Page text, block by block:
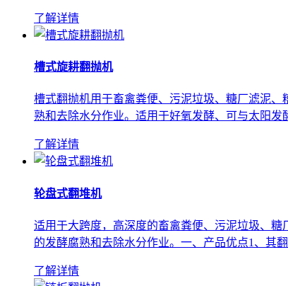
了解详情
槽式旋耕翻抛机
槽式翻抛机用于畜禽粪便、污泥垃圾、糖厂滤泥
熟和去除水分作业。适用于好氧发酵、可与太阳
了解详情
轮盘式翻堆机
适用于大跨度，高深度的畜禽粪便、污泥垃圾、
的发酵腐熟和去除水分作业。一、产品优点1、其
了解详情